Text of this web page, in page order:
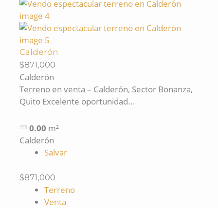
Calderón
$871,000
Calderón
Terreno en venta – Calderón, Sector Bonanza,
Quito Excelente oportunidad...
0.00 m²
Calderón
Salvar
$871,000
Terreno
Venta